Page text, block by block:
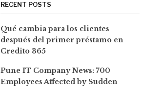
RECENT POSTS
Qué cambia para los clientes
después del primer préstamo en
Credito 365
Pune IT Company News: 700
Employees Affected by Sudden